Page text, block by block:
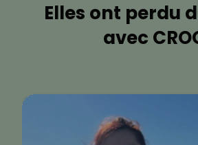
Elles ont perdu
avec